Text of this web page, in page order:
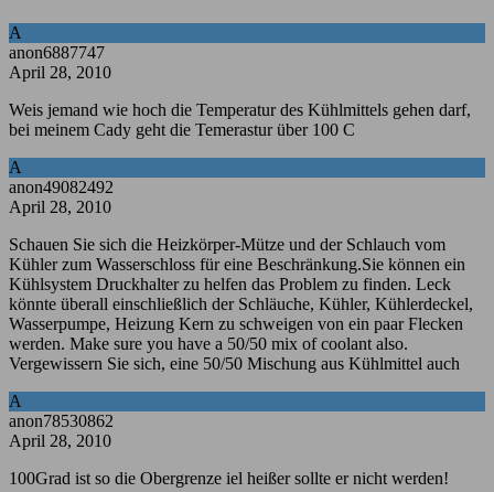
A
anon6887747
April 28, 2010
Weis jemand wie hoch die Temperatur des Kühlmittels gehen darf,
bei meinem Cady geht die Temerastur über 100 C
A
anon49082492
April 28, 2010
Schauen Sie sich die Heizkörper-Mütze und der Schlauch vom
Kühler zum Wasserschloss für eine Beschränkung.Sie können ein
Kühlsystem Druckhalter zu helfen das Problem zu finden. Leck
könnte überall einschließlich der Schläuche, Kühler, Kühlerdeckel,
Wasserpumpe, Heizung Kern zu schweigen von ein paar Flecken
werden. Make sure you have a 50/50 mix of coolant also.
Vergewissern Sie sich, eine 50/50 Mischung aus Kühlmittel auch
A
anon78530862
April 28, 2010
100Grad ist so die Obergrenze iel heißer sollte er nicht werden!